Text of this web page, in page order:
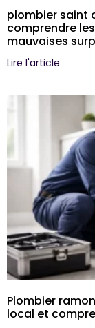
plombier saint
comprendre
mauvaises
Lire l'article
Plombier
local et